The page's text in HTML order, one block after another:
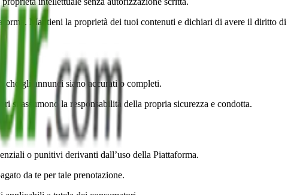
Mantieni la proprietà dei tuoi contenuti e dichiari di avere il diritto di
gli annunci siano accurati o completi.
si assumono la responsabilità della propria sicurezza e condotta.
o punitivi derivanti dall’uso della Piattaforma.
da te per tale prenotazione.